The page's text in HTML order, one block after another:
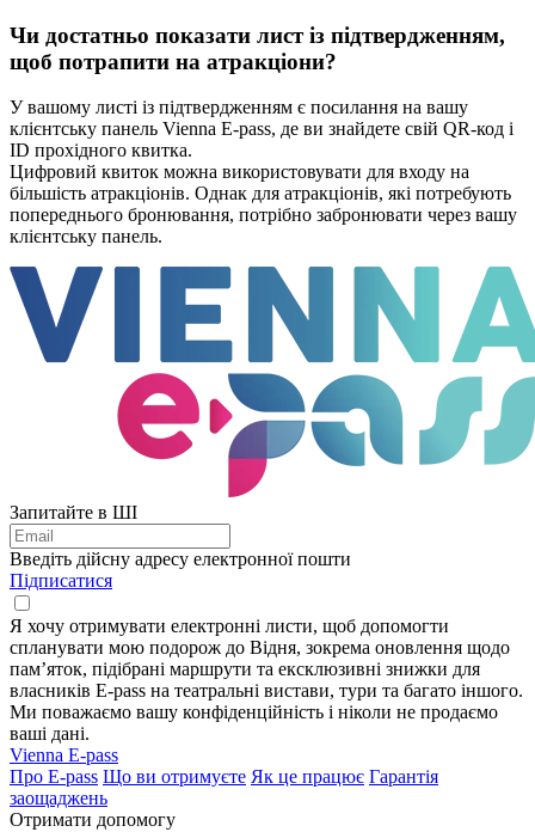
Чи достатньо показати лист із підтвердженням,
щоб потрапити на атракціони?
У вашому листі із підтвердженням є посилання на вашу
клієнтську панель Vienna E-pass, де ви знайдете свій QR-код і
ID прохідного квитка.
Цифровий квиток можна використовувати для входу на
більшість атракціонів. Однак для атракціонів, які потребують
попереднього бронювання, потрібно забронювати через вашу
клієнтську панель.
Запитайте в ШІ
Введіть дійсну адресу електронної пошти
Підписатися
Я хочу отримувати електронні листи, щоб допомогти
спланувати мою подорож до Відня, зокрема оновлення щодо
пам’яток, підібрані маршрути та ексклюзивні знижки для
власників E-pass на театральні вистави, тури та багато іншого.
Ми поважаємо вашу конфіденційність і ніколи не продаємо
ваші дані.
Vienna E-pass
Про E-pass Що ви отримуєте Як це працює Гарантія
заощаджень
Отримати допомогу